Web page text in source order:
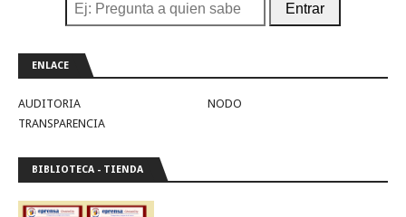
Entrar
ENLACE
AUDITORIA
NODO
TRANSPARENCIA
BIBLIOTECA - TIENDA